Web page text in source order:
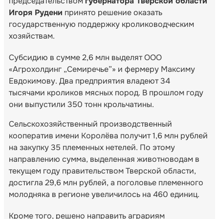
Игоря Рудени принято решение оказать
государственную поддержку кролиководческим
хозяйствам.
Субсидию в сумме 2,6 млн выделят ООО
«Агрохолдинг „Семиречье”» и фермеру Максиму
Евдокимову. Два предприятия владеют 34
тысячами кроликов мясных пород. В прошлом году
они выпустили 350 тонн крольчатины.
Сельскохозяйственный производственный
кооператив имени Королёва получит 1,6 млн рублей
на закупку 35 племенных нетелей. По этому
направлению сумма, выделенная животноводам в
текущем году правительством Тверской области,
достигла 29,6 млн рублей, а поголовье племенного
молодняка в регионе увеличилось на 460 единиц.
Кроме того, решено направить аграриям